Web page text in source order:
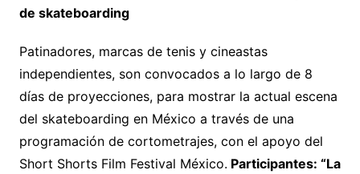
de skateboarding
Patinadores, marcas de tenis y cineastas
independientes, son convocados a lo largo de 8
días de proyecciones, para mostrar la actual escena
del skateboarding en México a través de una
programación de cortometrajes, con el apoyo del
Short Shorts Film Festival México. Participantes: “La